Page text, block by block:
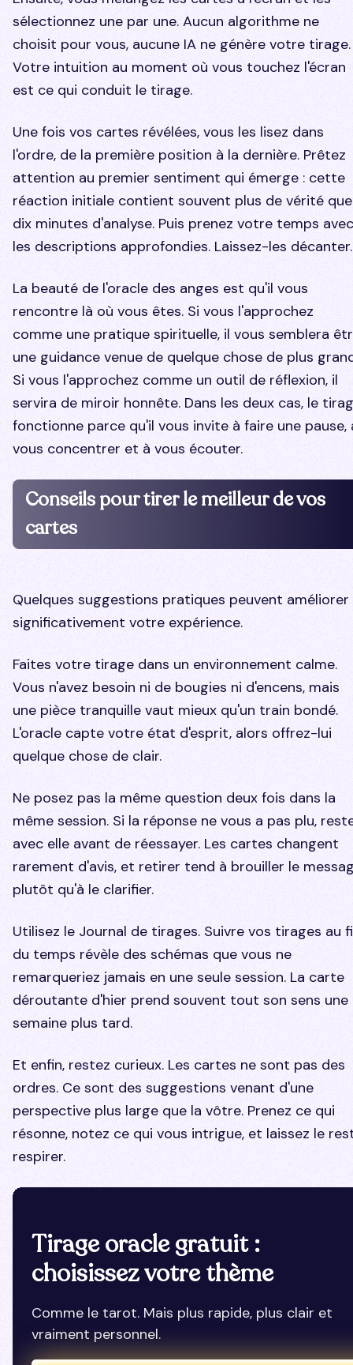
sélectionnez une par une. Aucun algorithme ne
choisit pour vous, aucune IA ne génère votre tirage.
Votre intuition au moment où vous touchez l'écran
est ce qui conduit le tirage.
Une fois vos cartes révélées, vous les lisez dans
l'ordre, de la première position à la dernière. Prêtez
attention au premier sentiment qui émerge : cette
réaction initiale contient souvent plus de vérité que
dix minutes d'analyse. Puis prenez votre temps avec
les descriptions approfondies. Laissez-les décanter.
La beauté de l'oracle des anges est qu'il vous
rencontre là où vous êtes. Si vous l'approchez
comme une pratique spirituelle, il vous semblera
une guidance venue de quelque chose de plus
Si vous l'approchez comme un outil de réflexion, il
servira de miroir honnête. Dans les deux cas, le
fonctionne parce qu'il vous invite à faire une pause,
vous concentrer et à vous écouter.
Conseils pour tirer le meilleur de vos
cartes
Quelques suggestions pratiques peuvent améliorer
significativement votre expérience.
Faites votre tirage dans un environnement calme.
Vous n'avez besoin ni de bougies ni d'encens, mais
une pièce tranquille vaut mieux qu'un train bondé.
L'oracle capte votre état d'esprit, alors offrez-lui
quelque chose de clair.
Ne posez pas la même question deux fois dans la
même session. Si la réponse ne vous a pas plu,
avec elle avant de réessayer. Les cartes changent
rarement d'avis, et retirer tend à brouiller le
plutôt qu'à le clarifier.
Utilisez le Journal de tirages. Suivre vos tirages au
du temps révèle des schémas que vous ne
remarqueriez jamais en une seule session. La carte
déroutante d'hier prend souvent tout son sens une
semaine plus tard.
Et enfin, restez curieux. Les cartes ne sont pas des
ordres. Ce sont des suggestions venant d'une
perspective plus large que la vôtre. Prenez ce qui
résonne, notez ce qui vous intrigue, et laissez le
respirer.
Tirage oracle gratuit :
choisissez votre thème
Comme le tarot. Mais plus rapide, plus clair et
vraiment personnel.